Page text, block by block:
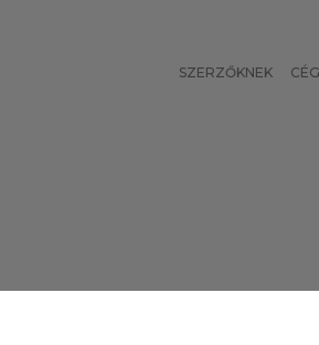
SZERZŐKNEK